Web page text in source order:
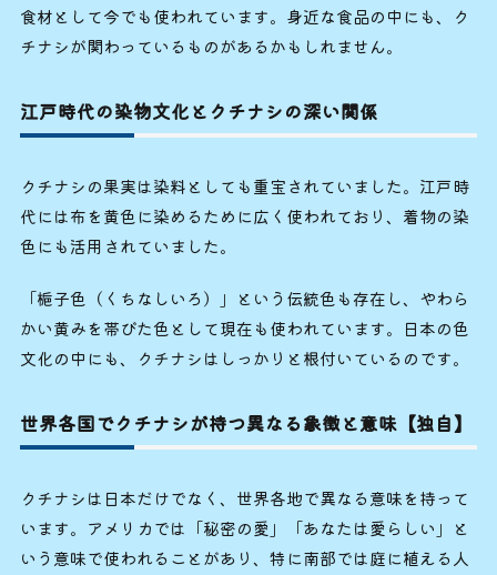
食材として今でも使われています。身近な食品の中にも、ク
チナシが関わっているものがあるかもしれません。
江戸時代の染物文化とクチナシの深い関係
クチナシの果実は染料としても重宝されていました。江戸時
代には布を黄色に染めるために広く使われており、着物の染
色にも活用されていました。
「梔子色（くちなしいろ）」という伝統色も存在し、やわら
かい黄みを帯びた色として現在も使われています。日本の色
文化の中にも、クチナシはしっかりと根付いているのです。
世界各国でクチナシが持つ異なる象徴と意味【独自】
クチナシは日本だけでなく、世界各地で異なる意味を持って
います。アメリカでは「秘密の愛」「あなたは愛らしい」と
いう意味で使われることがあり、特に南部では庭に植える人